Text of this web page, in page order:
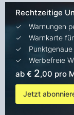
Rechtzeitige
Warnungen
Warnkarte
Werbefreie
ab € 2,00 pro
Jetzt